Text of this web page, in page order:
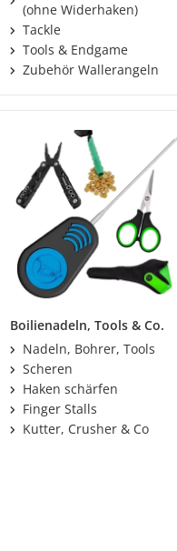
(ohne Widerhaken)
Tackle
Tools & Endgame
Zubehör Wallerangeln
Boilienadeln, Tools & Co.
Nadeln, Bohrer, Tools
Scheren
Haken schärfen
Finger Stalls
Kutter, Crusher & Co